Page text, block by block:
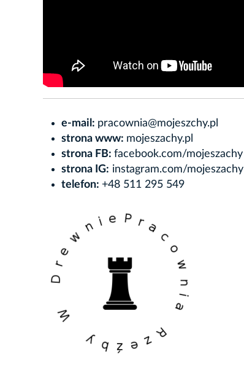
e-mail: pracownia@mojeszchy.pl
strona www: mojeszachy.pl
strona FB: facebook.com/mojeszachy
strona IG: instagram.com/mojeszachy
telefon: +48 511 295 549